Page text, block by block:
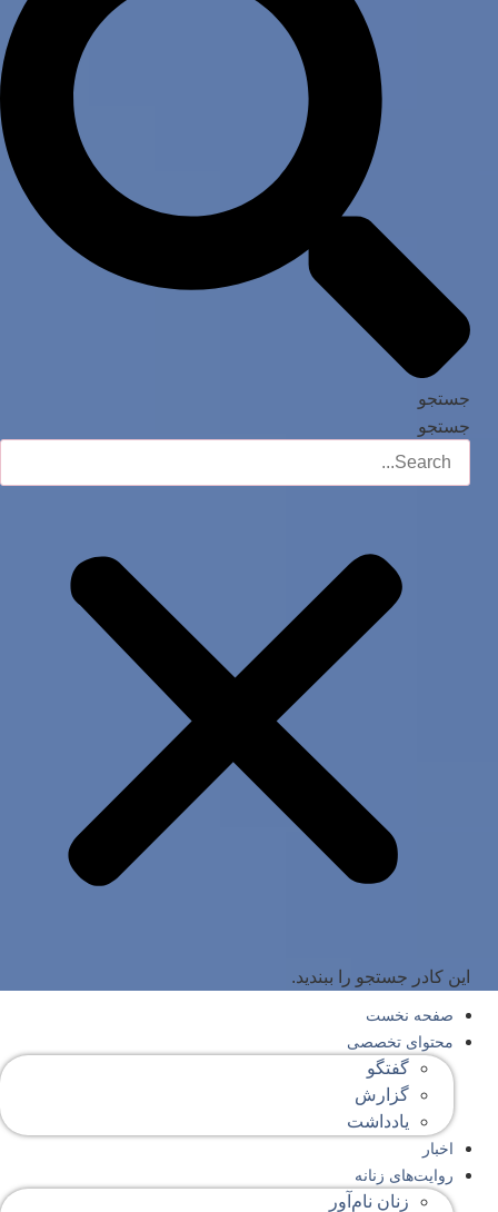
جستجو
جستجو
این کادر جستجو را ببندید.
صفحه‌ نخست
محتوای‌ تخصصی
گفتگو
گزارش
یادداشت
اخبار
روایت‌های زنانه
زنان نام‌آور